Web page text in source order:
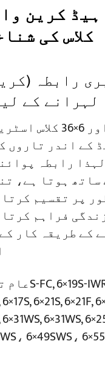
کلاس کی
لہرانے کے
کے اندر تاروں
رابطہ
ساتھ ہوتا ہے،
پر تقسیم
فراہم
کے طریقہ کار
6×21S, 6×21F,
6×31WS,